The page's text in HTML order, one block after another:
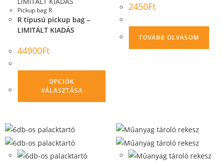
Pickup bag R
R típusú pickup bag –
LIMITÁLT KIADÁS
44900Ft
OPCIÓK
VÁLASZTÁSA
2450Ft
TOVÁBB OLVASOM